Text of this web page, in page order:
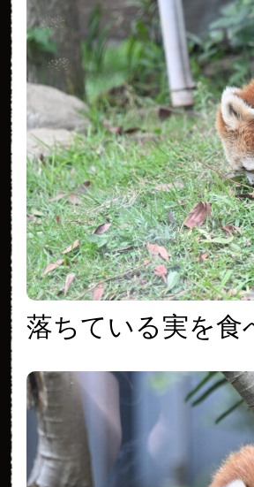
落ちている実を食